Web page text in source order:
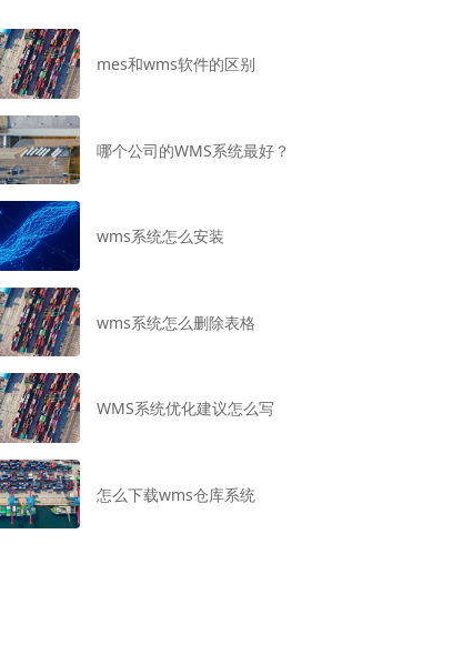
mes和wms软件的区别
哪个公司的WMS系统最好？
wms系统怎么安装
wms系统怎么删除表格
WMS系统优化建议怎么写
怎么下载wms仓库系统